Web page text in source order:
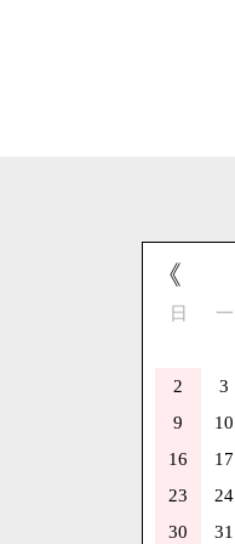
《
日 一
2
3
9
10
16
17
23
24
30
31